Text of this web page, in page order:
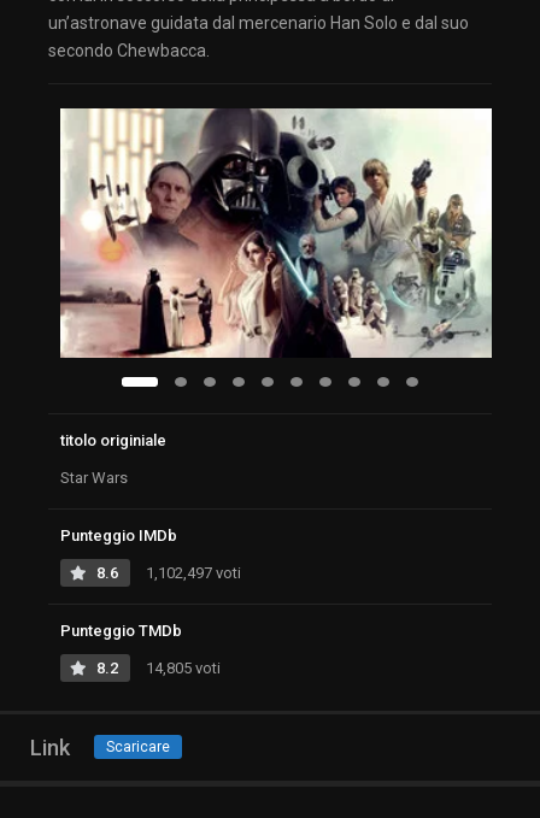
un’astronave guidata dal mercenario Han Solo e dal suo
secondo Chewbacca.
titolo originiale
Star Wars
Punteggio IMDb
8.6 1,102,497 voti
Punteggio TMDb
8.2 14,805 voti
Link Scaricare